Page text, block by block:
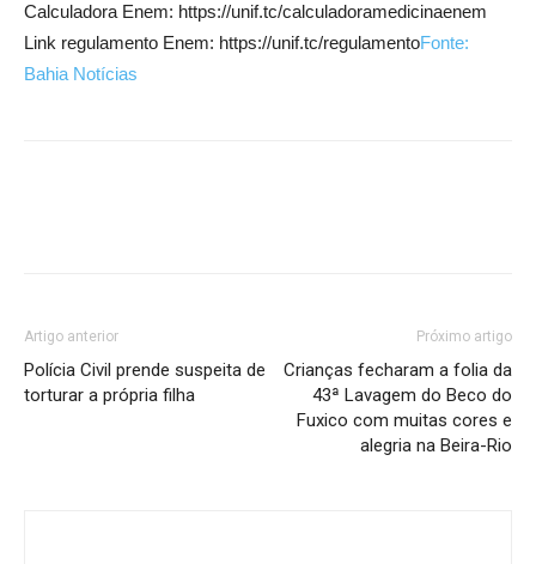
Calculadora Enem: https://unif.tc/calculadoramedicinaenem
Link regulamento Enem: https://unif.tc/regulamentoFonte:
Bahia Notícias
Artigo anterior
Polícia Civil prende suspeita de
torturar a própria filha
Próximo artigo
Crianças fecharam a folia da
43ª Lavagem do Beco do
Fuxico com muitas cores e
alegria na Beira-Rio